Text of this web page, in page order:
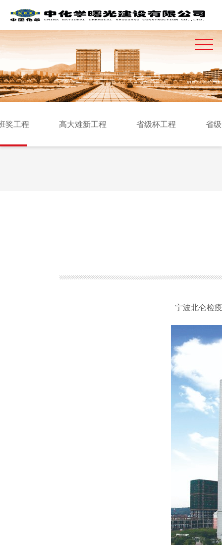
奖工程 高大难新工程 省级杯工程 省
宁波北仑检